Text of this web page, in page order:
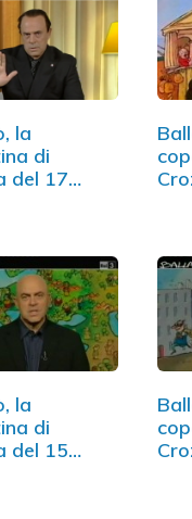
la
di
del 17
la
di
del 15